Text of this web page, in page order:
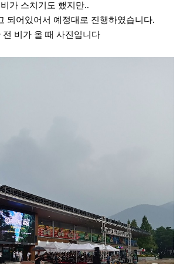
가 스치기도 했지만..
되어있어서 예정대로 진행하였습니다.
전 비가 올 때 사진입니다